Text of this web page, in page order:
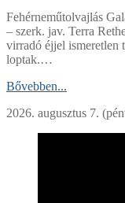
Fehérneműtolvajlás
– szerk. jav. Terra
virradó éjjel ismeretlen
loptak.…
Bővebben...
2026. augusztus 7.